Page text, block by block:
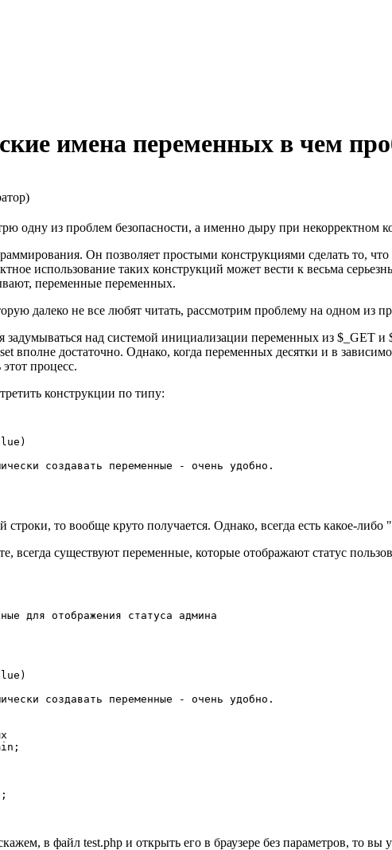
имена переменных в чем
одну из проблем безопасности, а именно дыру при
Он позволяет простыми конструкциями сделать то,
использование таких конструкций может вести к весьма
переменные переменных.
далеко не все любят читать, рассмотрим проблему на одном из
задумываться над системой инициализации переменных из $_GET
вполне достаточно. Однако, когда переменных десятки и в
процесс.
конструкции по типу:
создавать переменные - очень удобно.
то вообще круто получается. Однако, всегда есть какое-либо
всегда существуют переменные, которые отображают статус
для отображения статуса админа
создавать переменные - очень удобно.
в файл test.php и открыть его в браузере без параметров, то